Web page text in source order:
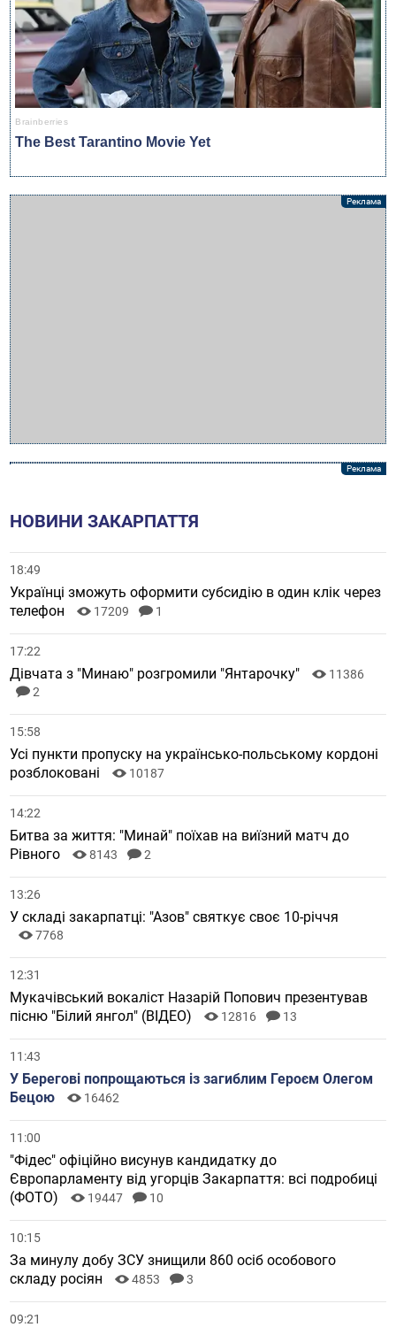
НОВИНИ ЗАКАРПАТТЯ
18:49
Українці зможуть оформити субсидію в один клік через
телефон
17209 1
17:22
Дівчата з "Минаю" розгромили "Янтарочку"
11386
2
15:58
Усі пункти пропуску на українсько-польському кордоні
розблоковані
10187
14:22
Битва за життя: "Минай" поїхав на виїзний матч до
Рівного
8143 2
13:26
У складі закарпатці: "Азов" святкує своє 10-річчя
7768
12:31
Мукачівський вокаліст Назарій Попович презентував
пісню "Білий янгол" (ВІДЕО)
12816 13
11:43
У Берегові попрощаються із загиблим Героєм Олегом
Бецою
16462
11:00
"Фідес" офіційно висунув кандидатку до
Європарламенту від угорців Закарпаття: всі подробиці
(ФОТО)
19447 10
10:15
За минулу добу ЗСУ знищили 860 осіб особового
складу росіян
4853 3
09:21